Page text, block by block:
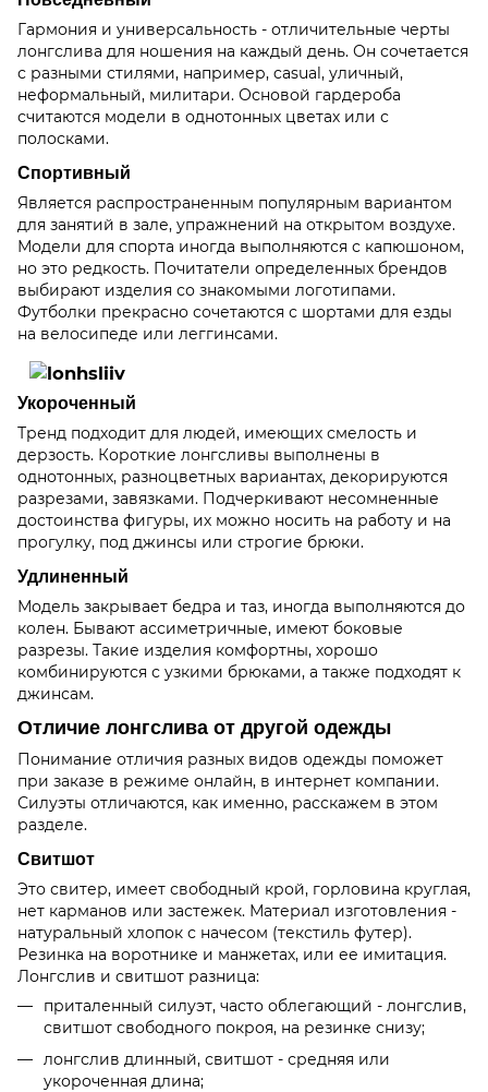
Гармония и универсальность - отличительные черты
лонгслива для ношения на каждый день. Он сочетается
с разными стилями, например, casual, уличный,
неформальный, милитари. Основой гардероба
считаются модели в однотонных цветах или с
полосками.
Спортивный
Является распространенным популярным вариантом
для занятий в зале, упражнений на открытом воздухе.
Модели для спорта иногда выполняются с капюшоном,
но это редкость. Почитатели определенных брендов
выбирают изделия со знакомыми логотипами.
Футболки прекрасно сочетаются с шортами для езды
на велосипеде или леггинсами.
Укороченный
Тренд подходит для людей, имеющих смелость и
дерзость. Короткие лонгсливы выполнены в
однотонных, разноцветных вариантах, декорируются
разрезами, завязками. Подчеркивают несомненные
достоинства фигуры, их можно носить на работу и на
прогулку, под джинсы или строгие брюки.
Удлиненный
Модель закрывает бедра и таз, иногда выполняются до
колен. Бывают ассиметричные, имеют боковые
разрезы. Такие изделия комфортны, хорошо
комбинируются с узкими брюками, а также подходят к
джинсам.
Отличие лонгслива от другой одежды
Понимание отличия разных видов одежды поможет
при заказе в режиме онлайн, в интернет компании.
Силуэты отличаются, как именно, расскажем в этом
разделе.
Свитшот
Это свитер, имеет свободный крой, горловина круглая,
нет карманов или застежек. Материал изготовления -
натуральный хлопок с начесом (текстиль футер).
Резинка на воротнике и манжетах, или ее имитация.
Лонгслив и свитшот разница:
приталенный силуэт, часто облегающий - лонгслив,
свитшот свободного покроя, на резинке снизу;
лонгслив длинный, свитшот - средняя или
укороченная длина;